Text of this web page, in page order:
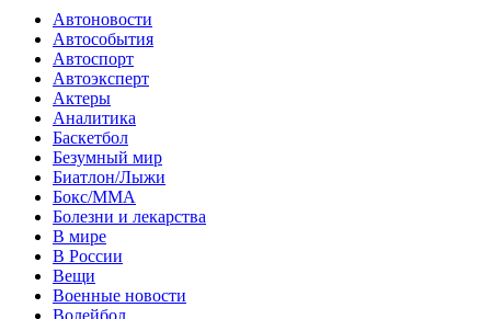
Автоновости
Автособытия
Автоспорт
Автоэксперт
Актеры
Аналитика
Баскетбол
Безумный мир
Биатлон/Лыжи
Бокс/MMA
Болезни и лекарства
В мире
В России
Вещи
Военные новости
Волейбол